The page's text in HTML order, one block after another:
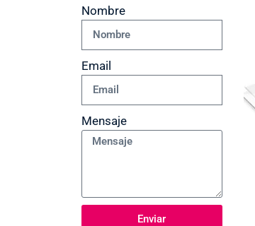
Nombre
Email
Mensaje
Enviar